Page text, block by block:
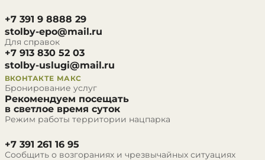
+7 391 9 8888 29
stolby-epo@mail.ru
Для справок
+7 913 830 52 03
stolby-uslugi@mail.ru
ВКОНТАКТЕ МАКС
Бронирование услуг
Рекомендуем посещать
в светлое время суток
Режим работы территории нацпарка
+7 391 261 16 95
Сообщить о возгораниях и чрезвычайных ситуациях